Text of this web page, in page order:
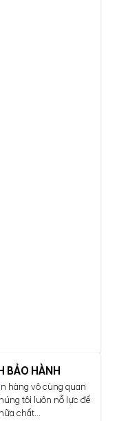
BẢO HÀNH
hàng vô cùng quan
tôi luôn nỗ lực để
chất...